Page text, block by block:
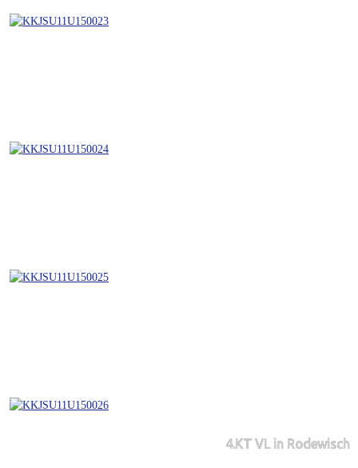
4.KT VL in Rodewisch